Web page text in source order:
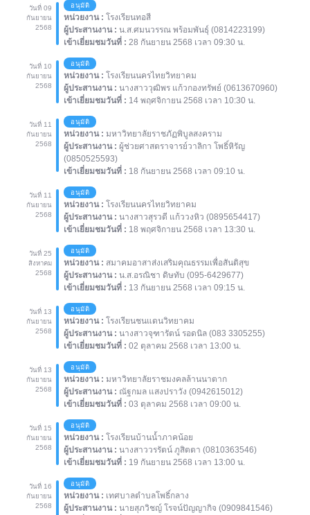
วันที่ 09
กันยายน
2568
อนุมัติ
หน่วยงาน : โรงเรียนทอสี
ผู้ประสานงาน : น.ส.ศมนวรรณ พร้อมพันธุ์ (0814223199)
เข้าเยี่ยมชมวันที่ : 28 กันยายน 2568 เวลา 09:30 น.
วันที่ 10
กันยายน
2568
อนุมัติ
หน่วยงาน : โรงเรียนนครไทยวิทยาคม
ผู้ประสานงาน : นางสาววุฒิพร แก้วกองทรัพย์ (0613670960)
เข้าเยี่ยมชมวันที่ : 14 พฤศจิกายน 2568 เวลา 10:30 น.
วันที่ 11
กันยายน
2568
อนุมัติ
หน่วยงาน : มหาวิทยาลัยราชภัฏพิบูลสงคราม
ผู้ประสานงาน : ผู้ช่วยศาสตราจารย์วาลิกา โพธิ์หิรัญ
(0850525593)
เข้าเยี่ยมชมวันที่ : 18 กันยายน 2568 เวลา 09:10 น.
วันที่ 11
กันยายน
2568
อนุมัติ
หน่วยงาน : โรงเรียนนครไทยวิทยาคม
ผู้ประสานงาน : นางสาวสุรวดี แก้ววงหิว (0895654417)
เข้าเยี่ยมชมวันที่ : 18 พฤศจิกายน 2568 เวลา 13:30 น.
วันที่ 25
สิงหาคม
2568
อนุมัติ
หน่วยงาน : สมาคมอาสาส่งเสริมคุณธรรมเพื่อสันติสุข
ผู้ประสานงาน : น.ส.อรณิชา ดิษทับ (095-6429677)
เข้าเยี่ยมชมวันที่ : 13 กันยายน 2568 เวลา 09:15 น.
วันที่ 13
กันยายน
2568
อนุมัติ
หน่วยงาน : โรงเรียนชนแดนวิทยาคม
ผู้ประสานงาน : นางสาวจุฑารัตน์ รอดนิล (083 3305255)
เข้าเยี่ยมชมวันที่ : 02 ตุลาคม 2568 เวลา 13:00 น.
วันที่ 13
กันยายน
2568
อนุมัติ
หน่วยงาน : มหาวิทยาลัยราชมงคลล้านนาตาก
ผู้ประสานงาน : ณัฐกมล แสงปราวัง (0942615012)
เข้าเยี่ยมชมวันที่ : 03 ตุลาคม 2568 เวลา 09:00 น.
วันที่ 15
กันยายน
2568
อนุมัติ
หน่วยงาน : โรงเรียนบ้านน้ำภาคน้อย
ผู้ประสานงาน : นางสาววรรัตน์ ภูสิตตา (0810363546)
เข้าเยี่ยมชมวันที่ : 19 กันยายน 2568 เวลา 13:00 น.
วันที่ 16
กันยายน
2568
อนุมัติ
หน่วยงาน : เทศบาลตำบลโพธิ์กลาง
ผู้ประสานงาน : นายสุภวิชญ์ โรจน์ปัญญากิจ (0909841546)